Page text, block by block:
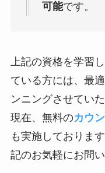
可能です。
上記の資格を学習
ている方には、最
ンニングさせていた
現在、無料のカウ
も実施しておりま
記のお気軽にお問